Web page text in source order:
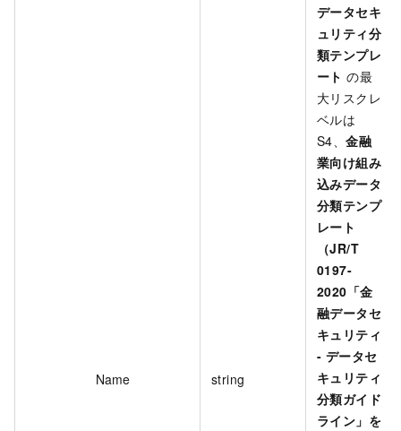
Name string
データセキ
ュリティ分
類テンプレ
ート の最
大リスクレ
ベルは
S4、金融
業向け組み
込みデータ
分類テンプ
レート
（JR/T
0197-
2020「金
融データセ
キュリティ
- データセ
キュリティ
分類ガイド
ライン」を